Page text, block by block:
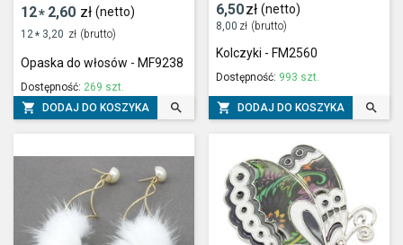
12* 2,60 zł (netto)
12 * 3,20 zł (brutto)
Opaska do włosów - MF9238
Dostępność: 269 szt.
 DODAJ DO KOSZYKA 
6,50zł (netto)
8,00 zł (brutto)
Kolczyki - FM2560
Dostępność: 993 szt.
 DODAJ DO KOSZYKA 